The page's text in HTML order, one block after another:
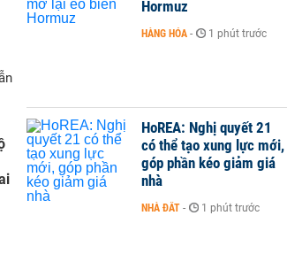
Hormuz
HÀNG HÓA - 1 phút trước
HoREA: Nghị quyết 21
có thể tạo xung lực mới,
góp phần kéo giảm giá
nhà
NHÀ ĐẤT - 1 phút trước